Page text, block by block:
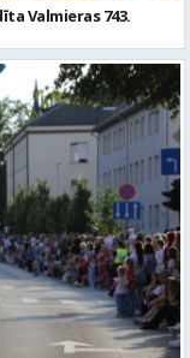
Valmieras 743.